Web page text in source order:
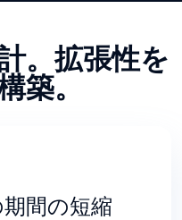
。拡張性を
築。
間の短縮